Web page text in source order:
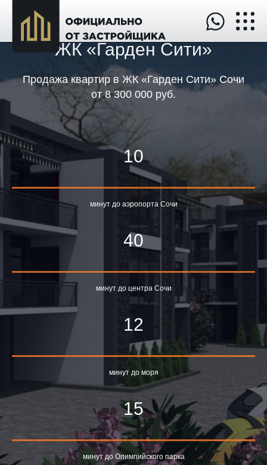
ЖК «Гарден Сити»
Продажа квартир в ЖК «Гарден Сити» Сочи
от8 300 000 руб.
10
минут до аэропорта Сочи
40
минут до центра Сочи
12
минут до моря
15
минут до Олимпийского парка